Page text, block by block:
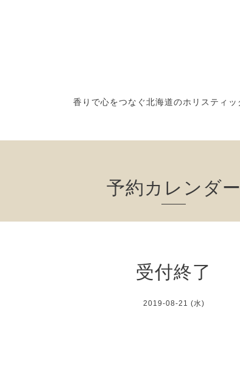
香りで心をつなぐ北海道のホリスティ
予約カレンダー
受付終了
2019-08-21 (水)